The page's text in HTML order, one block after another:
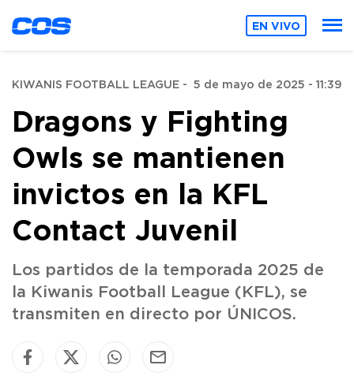
EN VIVO
KIWANIS FOOTBALL LEAGUE - 5 de mayo de 2025 - 11:39
Dragons y Fighting
Owls se mantienen
invictos en la KFL
Contact Juvenil
Los partidos de la temporada 2025 de
la Kiwanis Football League (KFL), se
transmiten en directo por ÚNICOS.